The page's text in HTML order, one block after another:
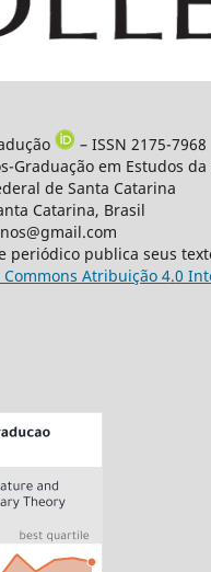
– ISSN 2175-7968
Graduação em Estudos
de Santa Catarina
Catarina, Brasil
periódico publica seus
Commons Atribuição 4.0